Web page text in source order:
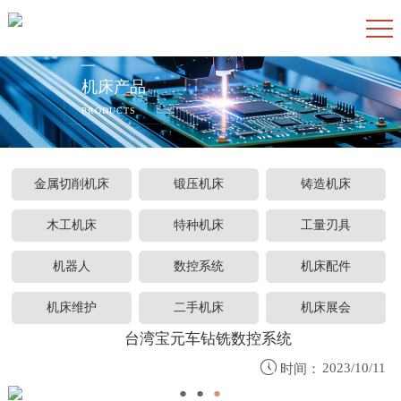
机床产品
PRODUCTS
金属切削机床 锻压机床 铸造机床
木工机床 特种机床 工量刃具
机器人 数控系统 机床配件
机床维护 二手机床 机床展会
台湾宝元车钻铣数控系统
 时间： 2023/10/11
●
● ●